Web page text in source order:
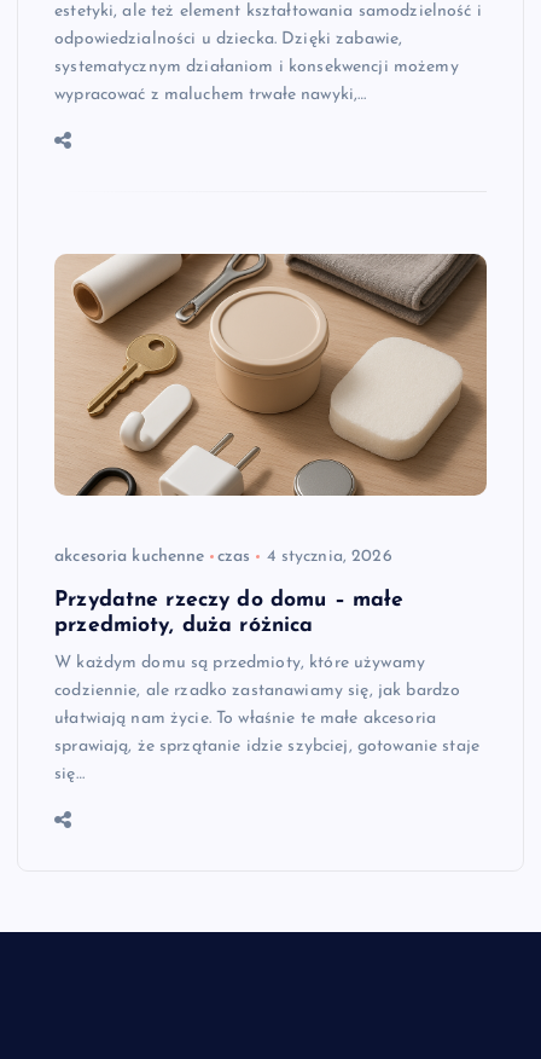
estetyki, ale też element kształtowania samodzielność i
odpowiedzialności u dziecka. Dzięki zabawie,
systematycznym działaniom i konsekwencji możemy
wypracować z maluchem trwałe nawyki,…
akcesoria kuchenne czas 4 stycznia, 2026
Przydatne rzeczy do domu – małe
przedmioty, duża różnica
W każdym domu są przedmioty, które używamy
codziennie, ale rzadko zastanawiamy się, jak bardzo
ułatwiają nam życie. To właśnie te małe akcesoria
sprawiają, że sprzątanie idzie szybciej, gotowanie staje
się…